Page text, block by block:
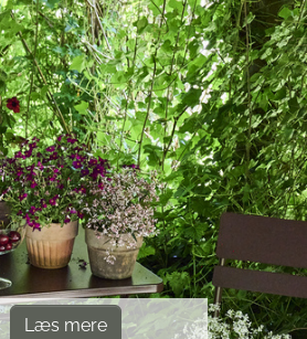
Læs mere